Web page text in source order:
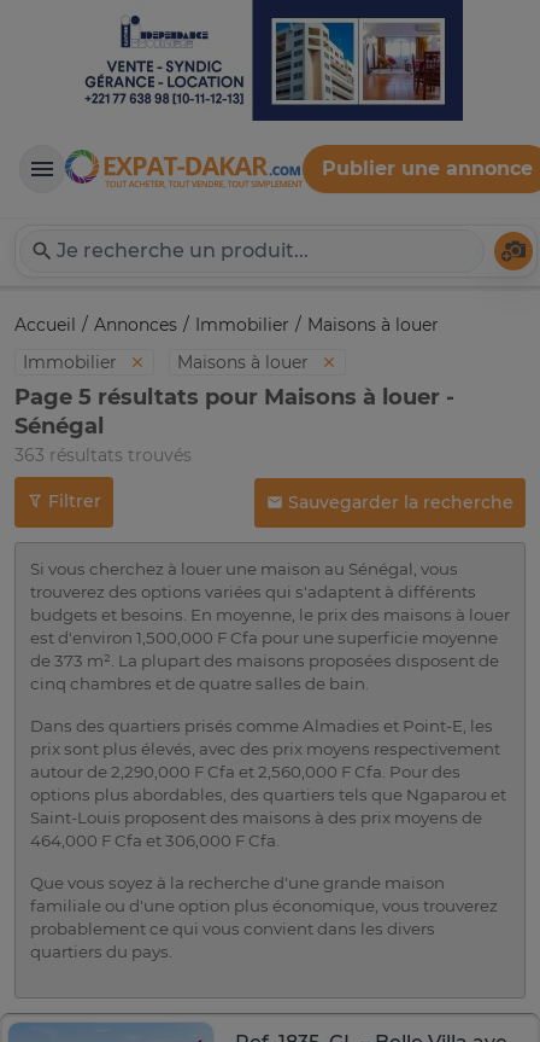
Expat-Dakar
Publier une annonce
Accueil Annonces Immobilier
Maisons à louer
Immobilier
Maisons à louer
Page 5 résultats pour Maisons à louer -
Sénégal
363 résultats trouvés
Filtrer Sauvegarder la recherche
Si vous cherchez à louer une maison au Sénégal, vous
trouverez des options variées qui s'adaptent à différents
budgets et besoins. En moyenne, le prix des maisons à louer
est d'environ 1,500,000 F Cfa pour une superficie moyenne
de 373 m². La plupart des maisons proposées disposent de
cinq chambres et de quatre salles de bain.
Dans des quartiers prisés comme Almadies et Point-E, les
prix sont plus élevés, avec des prix moyens respectivement
autour de 2,290,000 F Cfa et 2,560,000 F Cfa. Pour des
options plus abordables, des quartiers tels que Ngaparou et
Saint-Louis proposent des maisons à des prix moyens de
464,000 F Cfa et 306,000 F Cfa.
Que vous soyez à la recherche d'une grande maison
familiale ou d'une option plus économique, vous trouverez
probablement ce qui vous convient dans les divers
quartiers du pays.